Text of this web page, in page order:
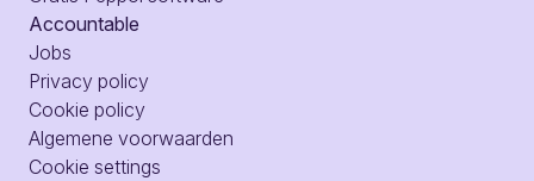
Accountable
Jobs
Privacy policy
Cookie policy
Algemene voorwaarden
Cookie settings